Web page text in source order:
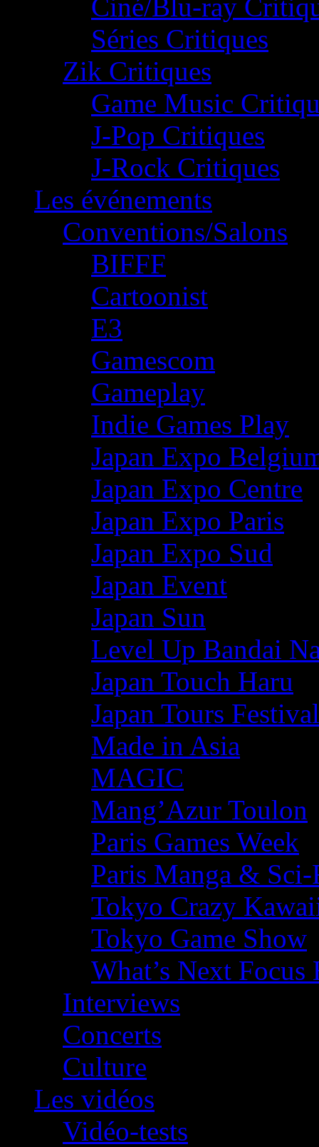
Ciné/Blu-ray
Séries Critiques
Zik Critiques
Game Music
J-Pop Critiques
J-Rock Critiques
Les événements
Conventions/Salons
BIFFF
Cartoonist
E3
Gamescom
Gameplay
Indie Games Play
Japan Expo
Japan Expo Centre
Japan Expo Paris
Japan Expo Sud
Japan Event
Japan Sun
Level Up Bandai
Japan Touch Haru
Japan Tours Festival
Made in Asia
MAGIC
Mang’Azur Toulon
Paris Games Week
Paris Manga &
Tokyo Crazy
Tokyo Game Show
What’s Next
Interviews
Concerts
Culture
Les vidéos
Vidéo-tests